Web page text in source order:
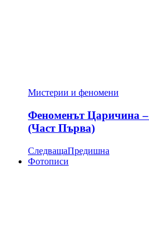
Мистерии и феномени
Феноменът Царичина
(Част Първа)
СледващаПредишна
Фотописи